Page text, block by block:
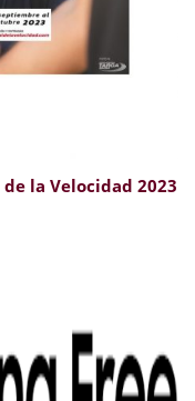
la Velocidad 2023